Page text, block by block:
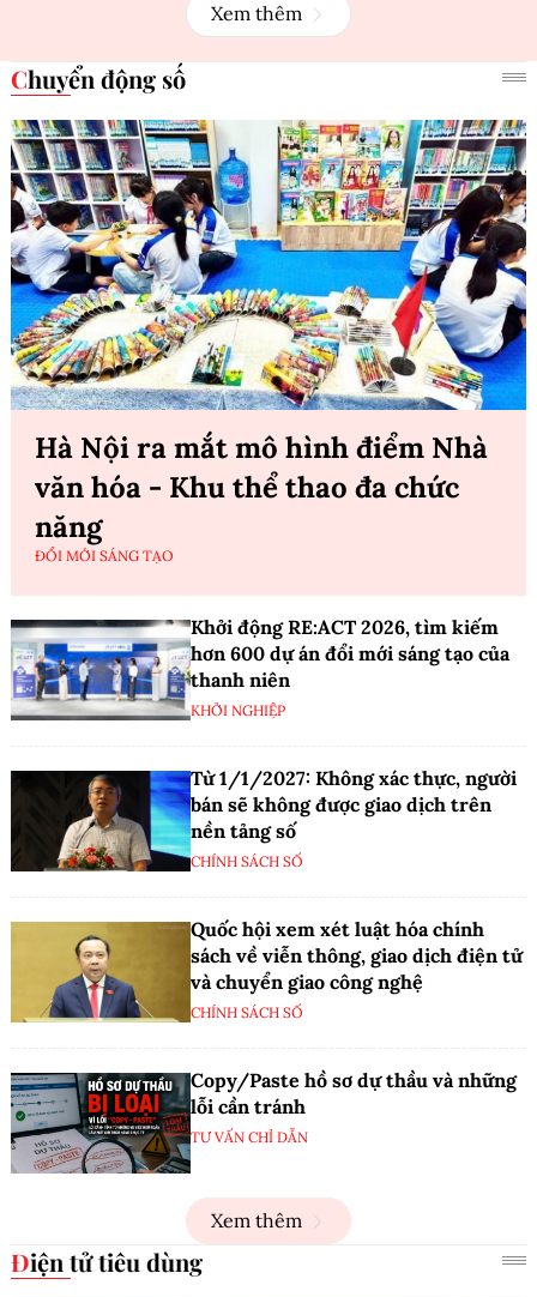
Xem thêm
Chuyển động số
Hà Nội ra mắt mô hình điểm Nhà
văn hóa - Khu thể thao đa chức
năng
ĐỔI MỚI SÁNG TẠO
Khởi động RE:ACT 2026, tìm kiếm
hơn 600 dự án đổi mới sáng tạo của
thanh niên
KHỞI NGHIỆP
Từ 1/1/2027: Không xác thực, người
bán sẽ không được giao dịch trên
nền tảng số
CHÍNH SÁCH SỐ
Quốc hội xem xét luật hóa chính
sách về viễn thông, giao dịch điện tử
và chuyển giao công nghệ
CHÍNH SÁCH SỐ
Copy/Paste hồ sơ dự thầu và những
lỗi cần tránh
TƯ VẤN CHỈ DẪN
Xem thêm
Điện tử tiêu dùng